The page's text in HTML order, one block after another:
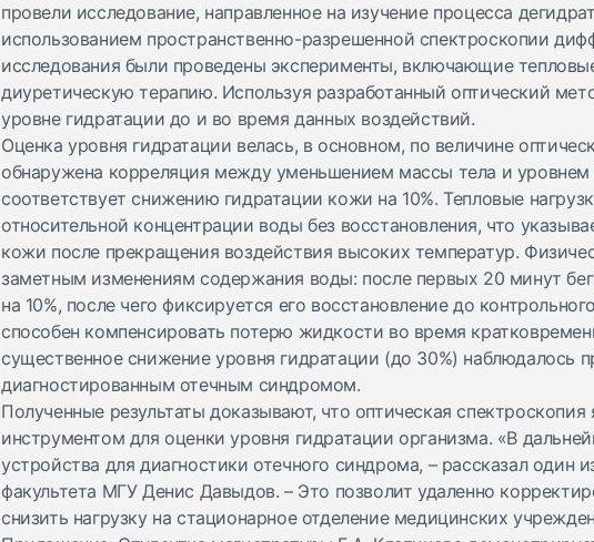
провели исследование, направленное на изучение процесса
использованием пространственно-разрешенной спектроскопии
исследования были проведены эксперименты, включающие
диуретическую терапию. Используя разработанный оптический
уровне гидратации до и во время данных воздействий.
Оценка уровня гидратации велась, в основном, по величине
обнаружена корреляция между уменьшением массы тела и уровнем
соответствует снижению гидратации кожи на 10%. Тепловые
относительной концентрации воды без восстановления, что
кожи после прекращения воздействия высоких температур.
заметным изменениям содержания воды: после первых 20 минут
на 10%, после чего фиксируется его восстановление до
способен компенсировать потерю жидкости во время
существенное снижение уровня гидратации (до 30%) наблюдалось
диагностированным отечным синдромом.
Полученные результаты доказывают, что оптическая
инструментом для оценки уровня гидратации организма. «В
устройства для диагностики отечного синдрома, – рассказал один
факультета МГУ Денис Давыдов. – Это позволит удаленно
снизить нагрузку на стационарное отделение медицинских